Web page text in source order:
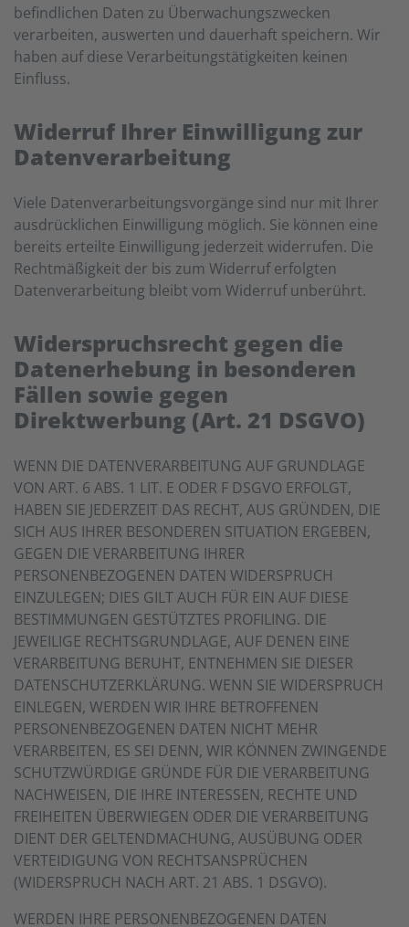
befindlichen Daten zu Überwachungszwecken
verarbeiten, auswerten und dauerhaft speichern. Wir
haben auf diese Verarbeitungstätigkeiten keinen
Einfluss.
Widerruf Ihrer Einwilligung zur
Datenverarbeitung
Viele Datenverarbeitungsvorgänge sind nur mit Ihrer
ausdrücklichen Einwilligung möglich. Sie können eine
bereits erteilte Einwilligung jederzeit widerrufen. Die
Rechtmäßigkeit der bis zum Widerruf erfolgten
Datenverarbeitung bleibt vom Widerruf unberührt.
Widerspruchsrecht gegen die
Datenerhebung in besonderen
Fällen sowie gegen
Direktwerbung (Art. 21 DSGVO)
WENN DIE DATENVERARBEITUNG AUF GRUNDLAGE
VON ART. 6 ABS. 1 LIT. E ODER F DSGVO ERFOLGT,
HABEN SIE JEDERZEIT DAS RECHT, AUS GRÜNDEN, DIE
SICH AUS IHRER BESONDEREN SITUATION ERGEBEN,
GEGEN DIE VERARBEITUNG IHRER
PERSONENBEZOGENEN DATEN WIDERSPRUCH
EINZULEGEN; DIES GILT AUCH FÜR EIN AUF DIESE
BESTIMMUNGEN GESTÜTZTES PROFILING. DIE
JEWEILIGE RECHTSGRUNDLAGE, AUF DENEN EINE
VERARBEITUNG BERUHT, ENTNEHMEN SIE DIESER
DATENSCHUTZERKLÄRUNG. WENN SIE WIDERSPRUCH
EINLEGEN, WERDEN WIR IHRE BETROFFENEN
PERSONENBEZOGENEN DATEN NICHT MEHR
VERARBEITEN, ES SEI DENN, WIR KÖNNEN ZWINGENDE
SCHUTZWÜRDIGE GRÜNDE FÜR DIE VERARBEITUNG
NACHWEISEN, DIE IHRE INTERESSEN, RECHTE UND
FREIHEITEN ÜBERWIEGEN ODER DIE VERARBEITUNG
DIENT DER GELTENDMACHUNG, AUSÜBUNG ODER
VERTEIDIGUNG VON RECHTSANSPRÜCHEN
(WIDERSPRUCH NACH ART. 21 ABS. 1 DSGVO).
WERDEN IHRE PERSONENBEZOGENEN DATEN